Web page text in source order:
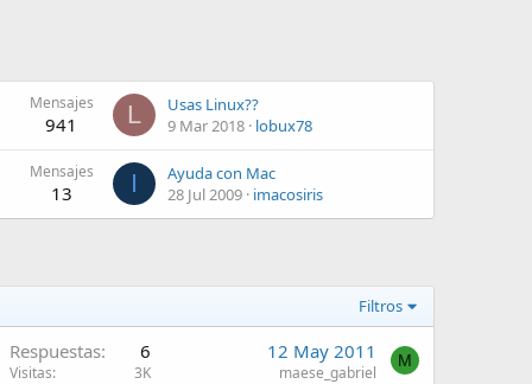
Mensajes
941 L
Usas Linux??
9 Mar 2018 lobux78
Mensajes
13 I
Ayuda con Mac
28 Jul 2009 imacosiris
Filtros
Respuestas 6
Visitas 3K
12 May 2011
maese_gabriel
M